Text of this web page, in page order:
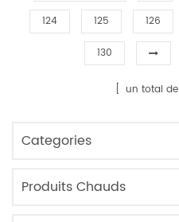
124 125 126
130
un total de
Categories
Produits Chauds